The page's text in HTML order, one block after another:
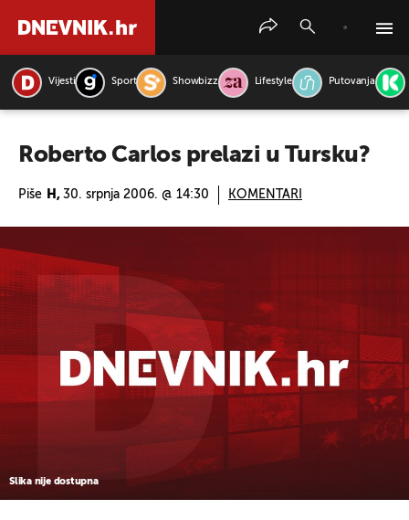
Vijesti Sport Showbizz Lifestyle Putovanja
Roberto Carlos prelazi u Tursku?
Piše H, 30. srpnja 2006. @ 14:30 KOMENTARI
Slika nije dostupna
PRETRAŽITE VIJESTI